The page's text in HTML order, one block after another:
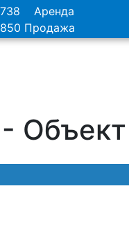
Аренда
Продажа
-